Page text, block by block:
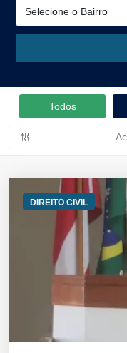
Todos
DIREITO CIVIL